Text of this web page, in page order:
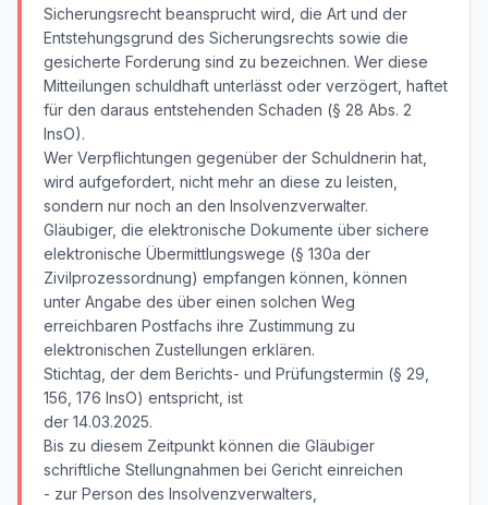
Sicherungsrecht beansprucht wird, die Art und der
Entstehungsgrund des Sicherungsrechts sowie die
gesicherte Forderung sind zu bezeichnen. Wer diese
Mitteilungen schuldhaft unterlässt oder verzögert, haftet
für den daraus entstehenden Schaden (§ 28 Abs. 2
InsO).
Wer Verpflichtungen gegenüber der Schuldnerin hat,
wird aufgefordert, nicht mehr an diese zu leisten,
sondern nur noch an den Insolvenzverwalter.
Gläubiger, die elektronische Dokumente über sichere
elektronische Übermittlungswege (§ 130a der
Zivilprozessordnung) empfangen können, können
unter Angabe des über einen solchen Weg
erreichbaren Postfachs ihre Zustimmung zu
elektronischen Zustellungen erklären.
Stichtag, der dem Berichts- und Prüfungstermin (§ 29,
156, 176 InsO) entspricht, ist
der 14.03.2025.
Bis zu diesem Zeitpunkt können die Gläubiger
schriftliche Stellungnahmen bei Gericht einreichen
- zur Person des Insolvenzverwalters,